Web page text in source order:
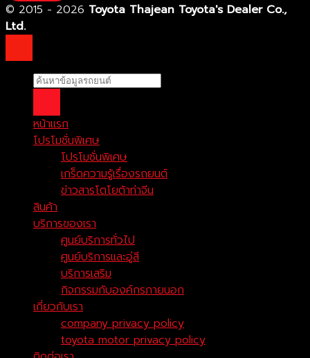
© 2015 - 2026 Toyota Thajean Toyota's Dealer Co.,
Ltd.
หน้าแรก
โปรโมชั่นพิเศษ
โปรโมชั่นพิเศษ
เกร็ดความรู้เรื่องรถยนต์
ข่าวสารโตโยต้าท่าจีน
สินค้า
บริการของเรา
ศูนย์บริการทั่วไป
ศูนย์บริการและอู่สี
บริการเสริม
กิจกรรมกับองค์กรภายนอก
เกี่ยวกับเรา
company privacy policy
toyota motor privacy policy